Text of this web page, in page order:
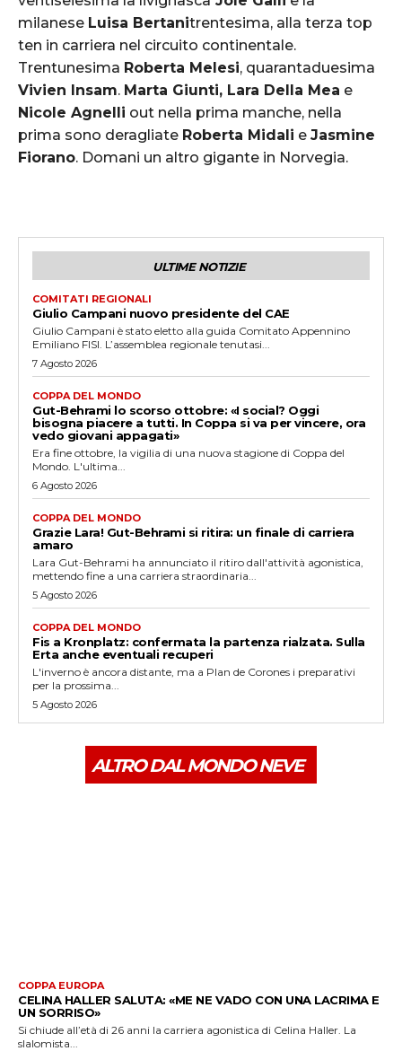
milanese Luisa Bertanitrentesima, alla terza top
ten in carriera nel circuito continentale.
Trentunesima Roberta Melesi, quarantaduesima
Vivien Insam. Marta Giunti, Lara Della Mea e
Nicole Agnelli out nella prima manche, nella
prima sono deragliate Roberta Midali e Jasmine
Fiorano. Domani un altro gigante in Norvegia.
ULTIME NOTIZIE
COMITATI REGIONALI
Giulio Campani nuovo presidente del CAE
Giulio Campani è stato eletto alla guida Comitato Appennino
Emiliano FISI. L’assemblea regionale tenutasi...
7 Agosto 2026
COPPA DEL MONDO
Gut-Behrami lo scorso ottobre: «I social? Oggi
bisogna piacere a tutti. In Coppa si va per vincere, ora
vedo giovani appagati»
Era fine ottobre, la vigilia di una nuova stagione di Coppa del
Mondo. L'ultima...
6 Agosto 2026
COPPA DEL MONDO
Grazie Lara! Gut-Behrami si ritira: un finale di carriera
amaro
Lara Gut-Behrami ha annunciato il ritiro dall'attività agonistica,
mettendo fine a una carriera straordinaria...
5 Agosto 2026
COPPA DEL MONDO
Fis a Kronplatz: confermata la partenza rialzata. Sulla
Erta anche eventuali recuperi
L'inverno è ancora distante, ma a Plan de Corones i preparativi
per la prossima...
5 Agosto 2026
ALTRO DAL MONDO NEVE
COPPA EUROPA
CELINA HALLER SALUTA: «ME NE VADO CON UNA LACRIMA E
UN SORRISO»
Si chiude all’età di 26 anni la carriera agonistica di Celina Haller. La
slalomista...